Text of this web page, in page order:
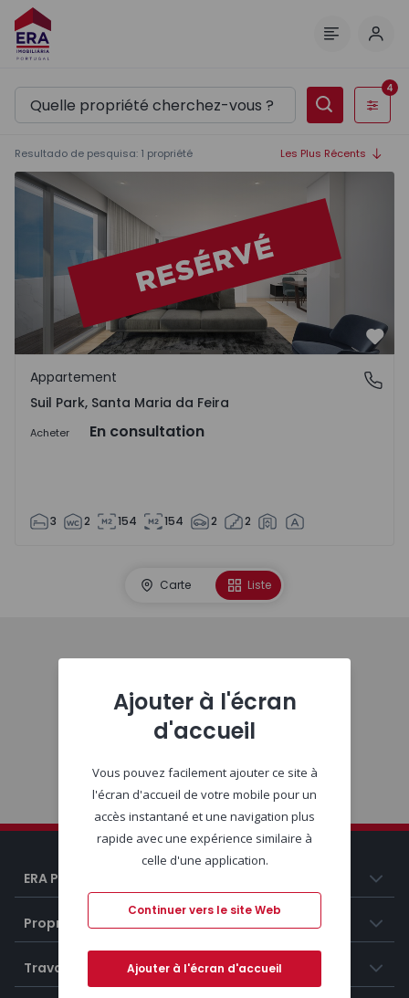
Filtres
4
Resultado de pesquisa: 1 propriété Les Plus Récents
Appartement T3 Santa Maria da Feira, Suil Park -
Suil Park, Santa Maria da Feira
Appartement
Suil Park, Santa Maria da Feira
Acheter En consultation
3 2 154 154 2 2
Carte Liste
ERA Portugal
Propriétés
Travailler chez ERA
Ajouter à l'écran
d'accueil
Vous pouvez facilement ajouter ce site à
l'écran d'accueil de votre mobile pour un
accès instantané et une navigation plus
rapide avec une expérience similaire à
celle d'une application.
Continuer vers le site Web
Ajouter à l'écran d'accueil